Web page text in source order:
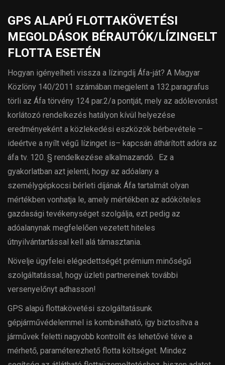
GPS ALAPÚ FLOTTAKÖVETÉSI
MEGOLDÁSOK BÉRAUTÓK/LÍZINGELT
FLOTTA ESETÉN
Hogyan igényelheti vissza a lízingdíj Áfa-ját? A Magyar
Közlöny 140/2011 számában megjelent a 132.paragrafus
törli az Áfa törvény 124 par.2/a pontját, mely az adólevonást
korlátozó rendelkezés hatályon kívül helyezése
eredményeként a közlekedési eszközök bérbevétele –
ideértve a nyílt végű lízinget is– kapcsán áthárított adóra az
áfa tv. 120. § rendelkezése alkalmazandó. Ez a
gyakorlatban azt jelenti, hogy az adóalany a
személygépkocsi bérleti díjának Áfa tartalmát olyan
mértékben vonhatja le, amely mértékben az adóköteles
gazdasági tevékenységet szolgálja, ezt pedig az
adóalanynak megfelelően vezetett hiteles
útnyilvántartással kell alá támasztania.
Növelje ügyfelei elégedettségét prémium minőségű
szolgáltatással, hogy üzleti partnereinek további
versenyelőnyt adhasson!
GPS alapú flottakövetési szolgáltatásunk
gépjárművédelemmel is kombinálható, így biztosítva a
járművek feletti nagyobb kontrollt és lehetővé téve a
mérhető, paraméterezhető flotta költséget. Mindez